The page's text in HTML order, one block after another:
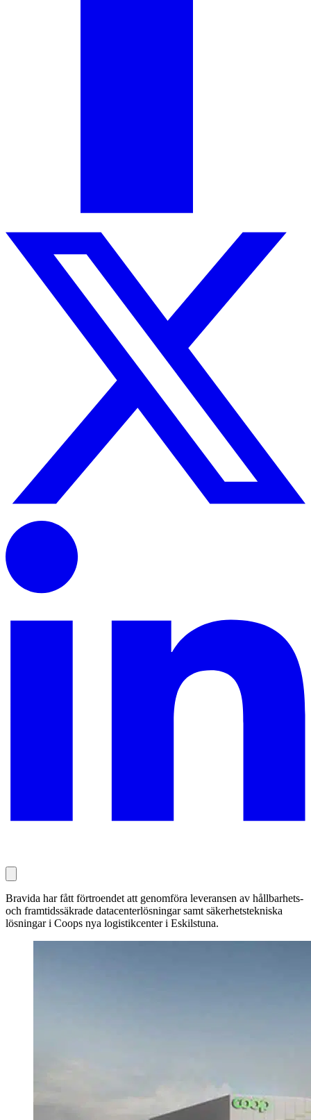
Bravida har fått förtroendet att genomföra leveransen av hållbarhets-
och framtidssäkrade datacenterlösningar samt säkerhetstekniska
lösningar i Coops nya logistikcenter i Eskilstuna.